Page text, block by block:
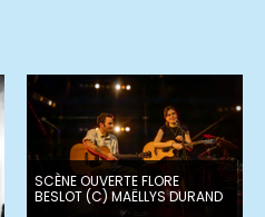
SCÈNE OUVERTE FLORE
BESLOT (C) MAËLLYS DURAND